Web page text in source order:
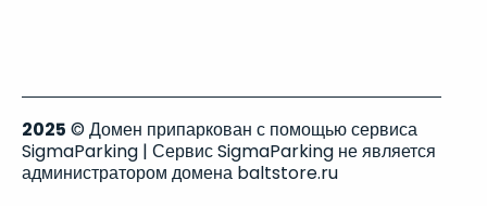
2025 © Домен припаркован с помощью сервиса
SigmaParking | Сервис SigmaParking не является
администратором домена baltstore.ru